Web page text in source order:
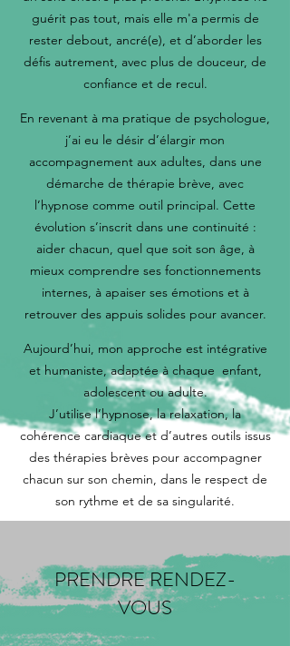
guérit pas tout, mais elle m'a permis de
rester debout, ancré(e), et d’aborder les
défis autrement, avec plus de douceur, de
confiance et de recul.
En revenant à ma pratique de psychologue,
j’ai eu le désir d’élargir mon
accompagnement aux adultes, dans une
démarche de thérapie brève, avec
l’hypnose comme outil principal. Cette
évolution s’inscrit dans une continuité :
aider chacun, quel que soit son âge, à
mieux comprendre ses fonctionnements
internes, à apaiser ses émotions et à
retrouver des appuis solides pour avancer.
Aujourd’hui, mon approche est intégrative
et humaniste, adaptée à chaque enfant,
adolescent ou adulte.
J’utilise l’hypnose, la relaxation, la
cohérence cardiaque et d’autres outils issus
des thérapies brèves pour accompagner
chacun sur son chemin, dans le respect de
son rythme et de sa singularité.
PRENDRE RENDEZ-
VOUS